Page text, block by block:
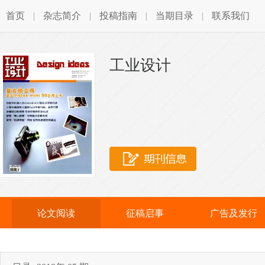
首页 | 杂志简介 | 投稿指南 | 当期目录 | 联系我们
工业设计
论文阅读 征稿启事 广告及发行